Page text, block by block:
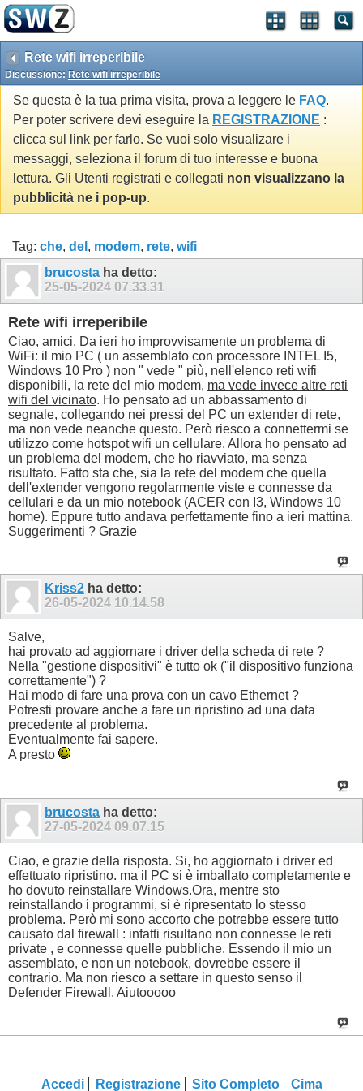
Rete wifi irreperibile
Discussione: Rete wifi irreperibile
Se questa è la tua prima visita, prova a leggere le FAQ.
Per poter scrivere devi eseguire la REGISTRAZIONE :
clicca sul link per farlo. Se vuoi solo visualizare i
messaggi, seleziona il forum di tuo interesse e buona
lettura. Gli Utenti registrati e collegati non visualizzano la
pubblicità ne i pop-up.
Tag: che, del , modem, rete, wifi
brucosta ha detto:
25-05-2024 07.33.31
Rete wifi irreperibile
Ciao, amici. Da ieri ho improvvisamente un problema di
WiFi: il mio PC ( un assemblato con processore INTEL I5,
Windows 10 Pro ) non " vede " più, nell'elenco reti wifi
disponibili, la rete del mio modem, ma vede invece altre reti
wifi del vicinato. Ho pensato ad un abbassamento di
segnale, collegando nei pressi del PC un extender di rete,
ma non vede neanche questo. Però riesco a connettermi se
utilizzo come hotspot wifi un cellulare. Allora ho pensato ad
un problema del modem, che ho riavviato, ma senza
risultato. Fatto sta che, sia la rete del modem che quella
dell'extender vengono regolarmente viste e connesse da
cellulari e da un mio notebook (ACER con I3, Windows 10
home). Eppure tutto andava perfettamente fino a ieri mattina.
Suggerimenti ? Grazie
Kriss2 ha detto:
26-05-2024 10.14.58
Salve,
hai provato ad aggiornare i driver della scheda di rete ?
Nella "gestione dispositivi" è tutto ok ("il dispositivo funziona
correttamente") ?
Hai modo di fare una prova con un cavo Ethernet ?
Potresti provare anche a fare un ripristino ad una data
precedente al problema.
Eventualmente fai sapere.
A presto
brucosta ha detto:
27-05-2024 09.07.15
Ciao, e grazie della risposta. Si, ho aggiornato i driver ed
effettuato ripristino. ma il PC si è imballato completamente e
ho dovuto reinstallare Windows.Ora, mentre sto
reinstallando i programmi, si è ripresentato lo stesso
problema. Però mi sono accorto che potrebbe essere tutto
causato dal firewall : infatti risultano non connesse le reti
private , e connesse quelle pubbliche. Essendo il mio un
assemblato, e non un notebook, dovrebbe essere il
contrario. Ma non riesco a settare in questo senso il
Defender Firewall. Aiutooooo
Accedi Registrazione Sito Completo Cima